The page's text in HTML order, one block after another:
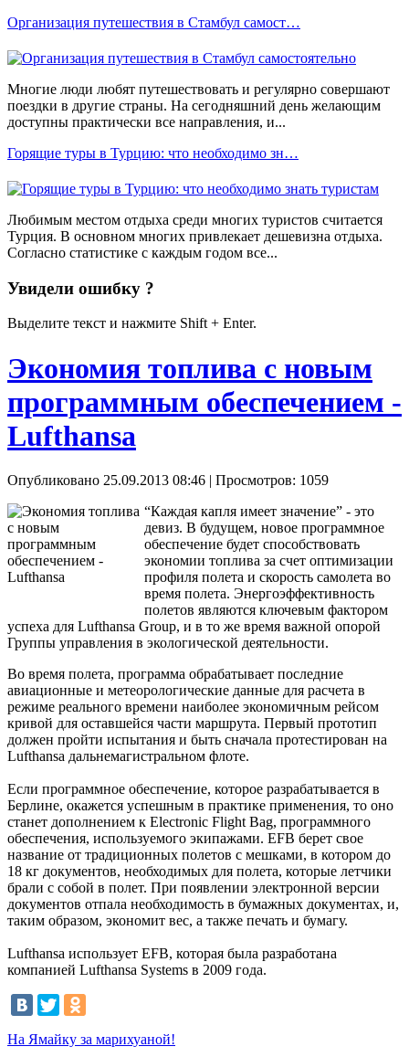
Организация путешествия в Стамбул самост…
Многие люди любят путешествовать и регулярно совершают
поездки в другие страны. На сегодняшний день желающим
доступны практически все направления, и...
Горящие туры в Турцию: что необходимо зн…
Любимым местом отдыха среди многих туристов считается
Турция. В основном многих привлекает дешевизна отдыха.
Согласно статистике с каждым годом все...
Увидели ошибку ?
Выделите текст и нажмите Shift + Enter.
Экономия топлива с новым
программным обеспечением -
Lufthansa
Опубликовано 25.09.2013 08:46 | Просмотров: 1059
“Каждая капля имеет значение” - это
девиз. В будущем, новое программное
обеспечение будет способствовать
экономии топлива за счет оптимизации
профиля полета и скорость самолета во
время полета. Энергоэффективность
полетов являются ключевым фактором
успеха для Lufthansa Group, и в то же время важной опорой
Группы управления в экологической деятельности.
Во время полета, программа обрабатывает последние
авиационные и метеорологические данные для расчета в
режиме реального времени наиболее экономичным рейсом
кривой для оставшейся части маршрута. Первый прототип
должен пройти испытания и быть сначала протестирован на
Lufthansa дальнемагистральном флоте.
Если программное обеспечение, которое разрабатывается в
Берлине, окажется успешным в практике применения, то оно
станет дополнением к Electronic Flight Bag, программного
обеспечения, используемого экипажами. EFB берет свое
название от традиционных полетов с мешками, в котором до
18 кг документов, необходимых для полета, которые летчики
брали с собой в полет. При появлении электронной версии
документов отпала необходимость в бумажных документах, и,
таким образом, экономит вес, а также печать и бумагу.
Lufthansa использует EFB, которая была разработана
компанией Lufthansa Systems в 2009 года.
На Ямайку за марихуаной!